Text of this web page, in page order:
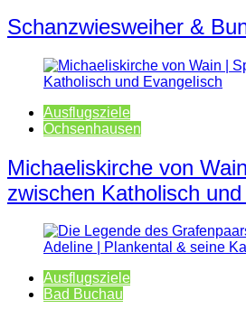
Schanzwiesweiher &
Ausflugsziele
Ochsenhausen
Michaeliskirche von
zwischen Katholisch
Ausflugsziele
Bad Buchau